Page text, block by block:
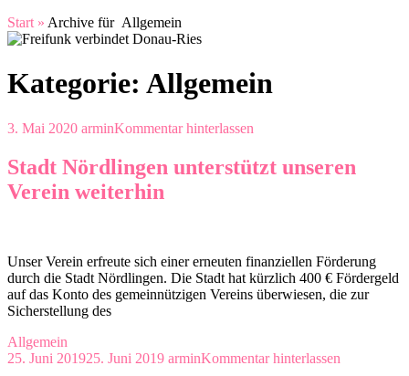
Start » Archive für Allgemein
Kategorie: Allgemein
3. Mai 2020 arminKommentar hinterlassen
Stadt Nördlingen unterstützt unseren
Verein weiterhin
Unser Verein erfreute sich einer erneuten finanziellen Förderung
durch die Stadt Nördlingen. Die Stadt hat kürzlich 400 € Fördergeld
auf das Konto des gemeinnützigen Vereins überwiesen, die zur
Sicherstellung des
Allgemein
25. Juni 201925. Juni 2019 arminKommentar hinterlassen